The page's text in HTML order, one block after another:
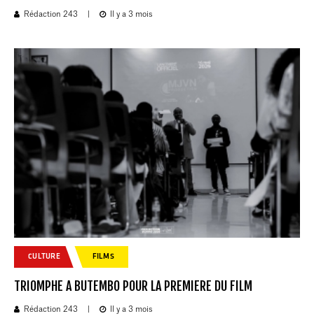
Rédaction 243 Il y a 3 mois
CULTURE FILMS
TRIOMPHE A BUTEMBO POUR LA PREMIERE DU FILM
Rédaction 243 Il y a 3 mois